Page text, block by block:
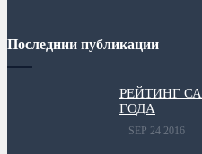
Последнии публикации
РЕЙТИНГ
ГОДА
SEP 24 2016